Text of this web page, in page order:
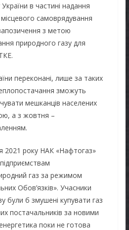
в частині надання
самоврядування
з метою
природного газу для
переконані, лише за таких
зможуть
мешканців населених
а з жовтня –
2021 року НАК «Нафтогаз»
газ за режимом
Обов’язків». Учасники
були б змушені купувати газ
постачальників за новими
поки не готова